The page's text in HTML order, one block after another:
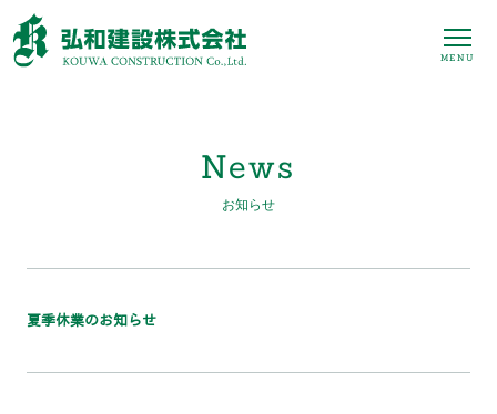
MENU
News
お知らせ
夏季休業のお知らせ